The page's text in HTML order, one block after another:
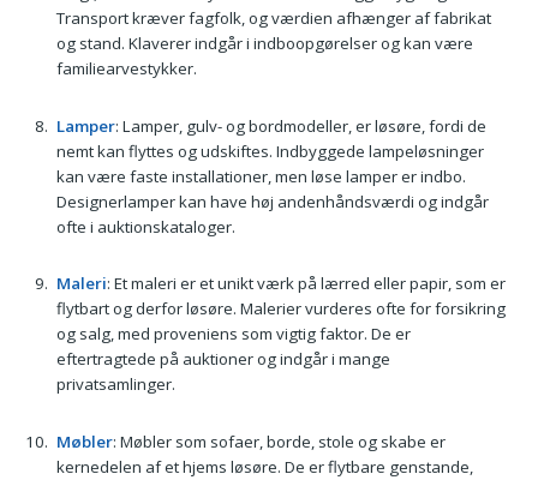
Transport kræver fagfolk, og værdien afhænger af fabrikat
og stand. Klaverer indgår i indboopgørelser og kan være
familiearvestykker.
Lamper: Lamper, gulv- og bordmodeller, er løsøre, fordi de
nemt kan flyttes og udskiftes. Indbyggede lampeløsninger
kan være faste installationer, men løse lamper er indbo.
Designerlamper kan have høj andenhåndsværdi og indgår
ofte i auktionskataloger.
Maleri: Et maleri er et unikt værk på lærred eller papir, som er
flytbart og derfor løsøre. Malerier vurderes ofte for forsikring
og salg, med proveniens som vigtig faktor. De er
eftertragtede på auktioner og indgår i mange
privatsamlinger.
Møbler: Møbler som sofaer, borde, stole og skabe er
kernedelen af et hjems løsøre. De er flytbare genstande,